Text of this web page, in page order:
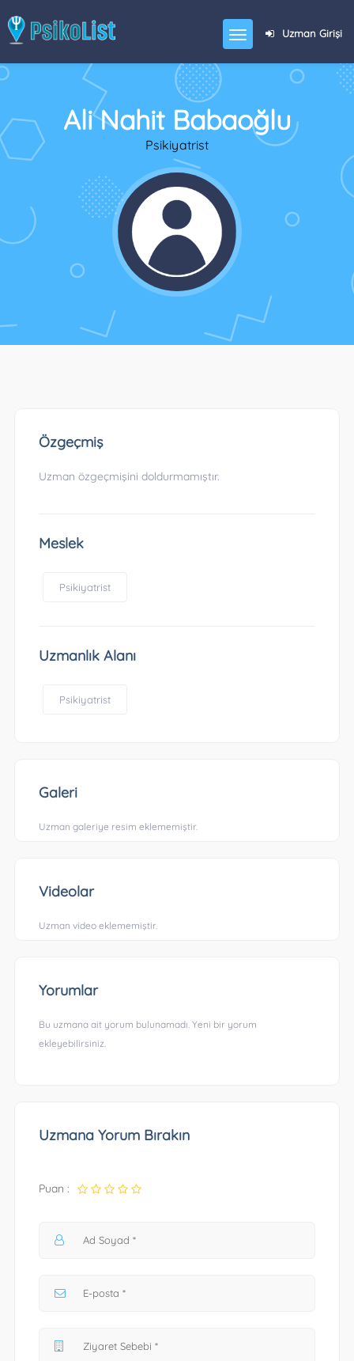
Uzman Girişi
Ali Nahit Babaoğlu
Psikiyatrist
Özgeçmiş
Uzman özgeçmişini doldurmamıştır.
Meslek
Psikiyatrist
Uzmanlık Alanı
Psikiyatrist
Galeri
Uzman galeriye resim eklememiştir.
Videolar
Uzman video eklememiştir.
Yorumlar
Bu uzmana ait yorum bulunamadı. Yeni bir yorum
ekleyebilirsiniz.
Uzmana Yorum Bırakın
Puan :